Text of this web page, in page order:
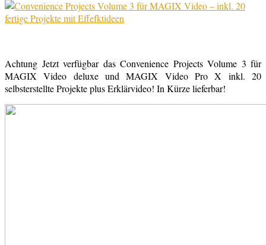
Achtung Jetzt verfügbar das Convenience Projects Volume 3 für
MAGIX Video deluxe und MAGIX Video Pro X inkl. 20
selbsterstellte Projekte plus Erklärvideo! In Kürze lieferbar!